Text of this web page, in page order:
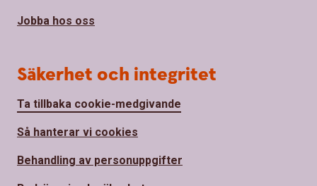
Jobba hos oss
Säkerhet och integritet
Ta tillbaka cookie-medgivande
Så hanterar vi cookies
Behandling av personuppgifter